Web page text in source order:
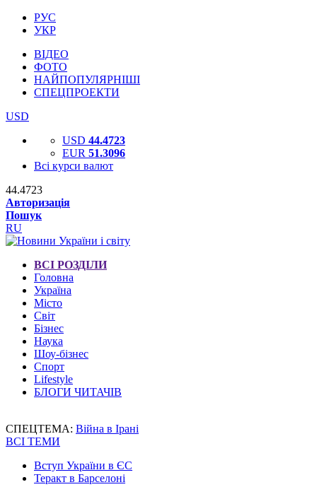
РУС
УКР
ВІДЕО
ФОТО
НАЙПОПУЛЯРНІШІ
СПЕЦПРОЕКТИ
USD
USD 44.4723
EUR 51.3096
Всі курси валют
44.4723
Авторизація
Пошук
RU
ВСІ РОЗДІЛИ
Головна
Україна
Місто
Світ
Бізнес
Наука
Шоу-бізнес
Спорт
Lifestyle
БЛОГИ ЧИТАЧІВ
СПЕЦТЕМА: Війна в Ірані
ВСІ ТЕМИ
Вступ України в ЄС
Теракт в Барселоні